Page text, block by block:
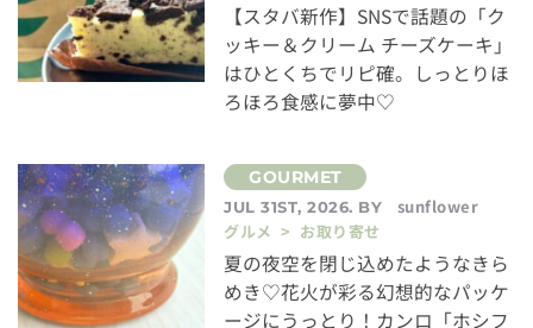
【スタバ新作】SNSで話題の「ク
ッキー＆クリーム チーズケーキ」
はひとくちでリピ確。しっとりほ
ろほろ食感に夢中♡
JUL 31ST, 2026. BY
sunflower
グルメ > お取り寄せ
夏の夜空を閉じ込めたようなきら
めき♡花火が彩る幻想的なパッケ
ージにうっとり！カンロ「ホシフ